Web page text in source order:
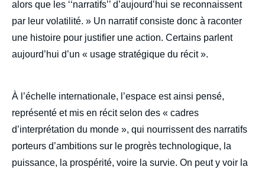
alors que les ‘‘narratifs’’ d’aujourd’hui se reconnaissent
par leur volatilité. » Un narratif consiste donc à raconter
une histoire pour justifier une action. Certains parlent
aujourd’hui d’un « usage stratégique du récit ».
À l’échelle internationale, l’espace est ainsi pensé,
représenté et mis en récit selon des « cadres
d’interprétation du monde », qui nourrissent des narratifs
porteurs d’ambitions sur le progrès technologique, la
puissance, la prospérité, voire la survie. On peut y voir la